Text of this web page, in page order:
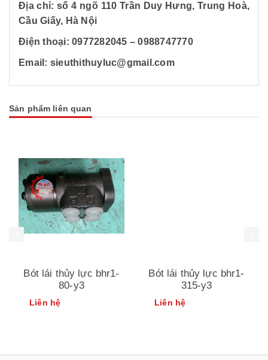
Địa chỉ: số 4 ngõ 110 Trần Duy Hưng, Trung Hoà,
Cầu Giấy, Hà Nội
Điện thoại: 0977282045 – 0988747770
Email: sieuthithuyluc@gmail.com
Sản phẩm liên quan
Bót lái thủy lực bhr1-
80-y3
Liên hệ
Bót lái thủy lực bhr1-
315-y3
Liên hệ